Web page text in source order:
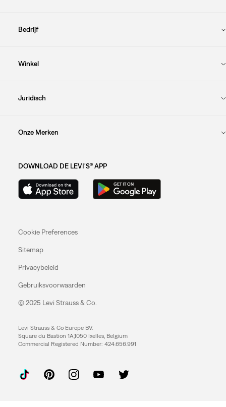
Bedrijf
Winkel
Juridisch
Onze Merken
DOWNLOAD DE LEVI'S® APP
Cookie Preferences
Sitemap
Privacybeleid
Gebruiksvoorwaarden
© 2025 Levi Strauss & Co.
Levi Strauss & Co Europe BV.
Square du Bastion 1A,1050 Ixelles, Belgium
Commercial Registered Number: 424.656.991